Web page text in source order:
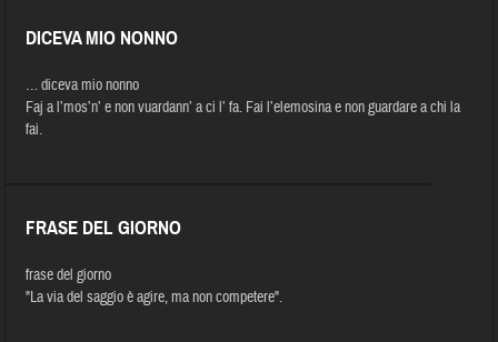
DICEVA MIO NONNO
… diceva mio nonno
Faj a l’mos’n’ e non vuardann’ a ci l’ fa. Fai l’elemosina e non guardare a chi la
fai.
FRASE DEL GIORNO
frase del giorno
"La via del saggio è agire, ma non competere".